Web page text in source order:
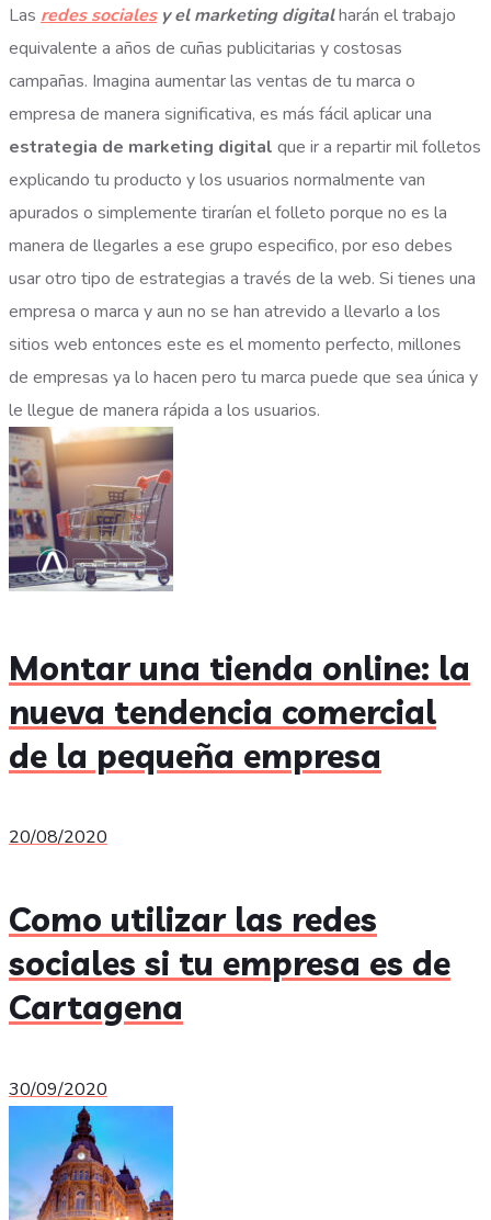
Las redes socialesy el marketing digitalharán el trabajo
equivalente a años de cuñas publicitarias y costosas
campañas. Imagina aumentar las ventas de tu marca o
empresa de manera significativa, es más fácil aplicar una
estrategia de marketing digital que ir a repartir mil folletos
explicando tu producto y los usuarios normalmente van
apurados o simplemente tirarían el folleto porque no es la
manera de llegarles a ese grupo especifico, por eso debes
usar otro tipo de estrategias a través de la web. Si tienes una
empresa o marca y aun no se han atrevido a llevarlo a los
sitios web entonces este es el momento perfecto, millones
de empresas ya lo hacen pero tu marca puede que sea única y
le llegue de manera rápida a los usuarios.
Montar una tienda online: la
nueva tendencia comercial
de la pequeña empresa
20/08/2020
Como utilizar las redes
sociales si tu empresa es de
Cartagena
30/09/2020